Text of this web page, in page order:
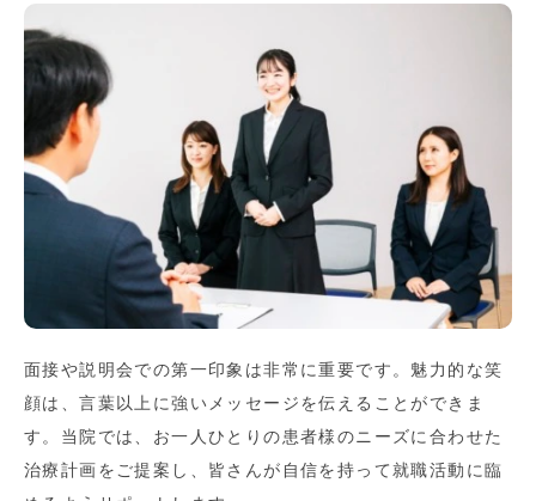
面接や説明会での第一印象は非常に重要です。魅力的な笑
顔は、言葉以上に強いメッセージを伝えることができま
す。当院では、お一人ひとりの患者様のニーズに合わせた
治療計画をご提案し、皆さんが自信を持って就職活動に臨